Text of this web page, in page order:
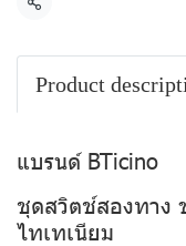
แชร์
Product
แบรนด์ BTicino
ชุดสวิตช์สองทาง
ไทเทเนียม